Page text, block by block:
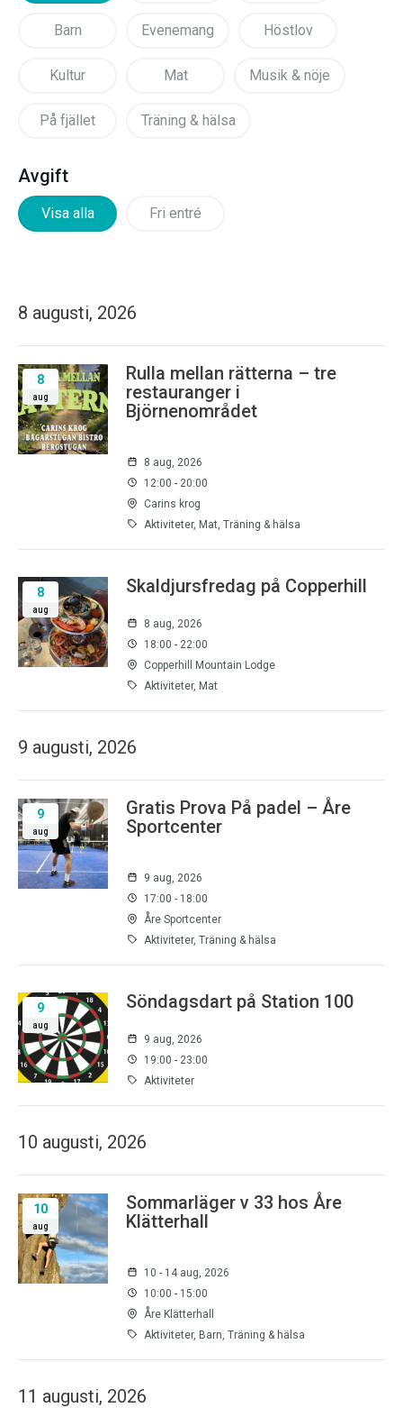
Barn Evenemang Höstlov
Kultur Mat Musik & nöje
På fjället Träning & hälsa
Avgift
Visa alla Fri entré
8 augusti, 2026
8
aug
Rulla mellan rätterna – tre
restauranger i
Björnenområdet
8 aug, 2026
12:00 - 20:00
Carins krog
Aktiviteter, Mat, Träning & hälsa
8
aug
Skaldjursfredag på Copperhill
8 aug, 2026
18:00 - 22:00
Copperhill Mountain Lodge
Aktiviteter, Mat
9 augusti, 2026
9
aug
Gratis Prova På padel – Åre
Sportcenter
9 aug, 2026
17:00 - 18:00
Åre Sportcenter
Aktiviteter, Träning & hälsa
9
aug
Söndagsdart på Station 100
9 aug, 2026
19:00 - 23:00
Aktiviteter
10 augusti, 2026
10
aug
Sommarläger v 33 hos Åre
Klätterhall
10 - 14 aug, 2026
10:00 - 15:00
Åre Klätterhall
Aktiviteter, Barn, Träning & hälsa
11 augusti, 2026